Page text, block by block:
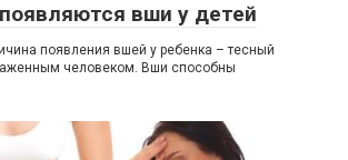
вши у детей
появления вшей у ребенка – тесный
человеком. Вши способны